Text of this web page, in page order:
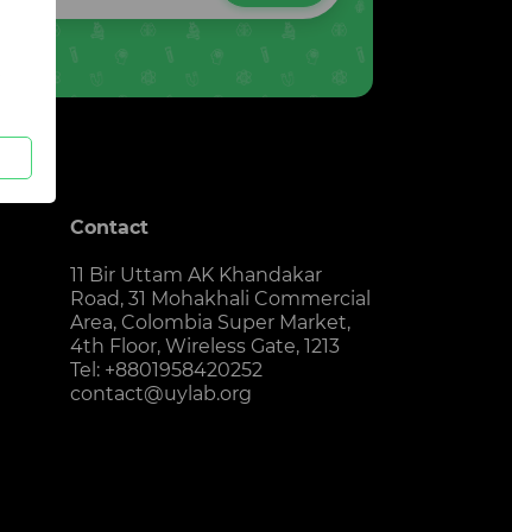
Contact
11 Bir Uttam AK Khandakar
Road, 31 Mohakhali Commercial
Area, Colombia Super Market,
4th Floor, Wireless Gate, 1213
Tel: +8801958420252
contact@uylab.org